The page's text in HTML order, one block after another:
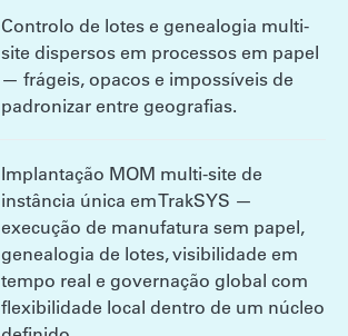
Controlo de lotes e genealogia multi-
site dispersos em processos em papel
— frágeis, opacos e impossíveis de
padronizar entre geografias.
Implantação MOM multi-site de
instância única em TrakSYS —
execução de manufatura sem papel,
genealogia de lotes, visibilidade em
tempo real e governação global com
flexibilidade local dentro de um núcleo